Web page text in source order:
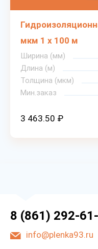
мкм 1 х 100 м
Ширина (мм)
Длина (м)
Толщина (мкм)
Мин.заказ
3 463.50 ₽
8 (861) 292-
info@plenka93.ru